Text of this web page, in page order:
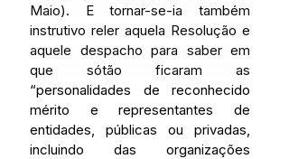
Maio). E tornar-se-ia também
instrutivo reler aquela Resolução e
aquele despacho para saber em
que sótão ficaram as
“personalidades de reconhecido
mérito e representantes de
entidades, públicas ou privadas,
incluindo das organizações